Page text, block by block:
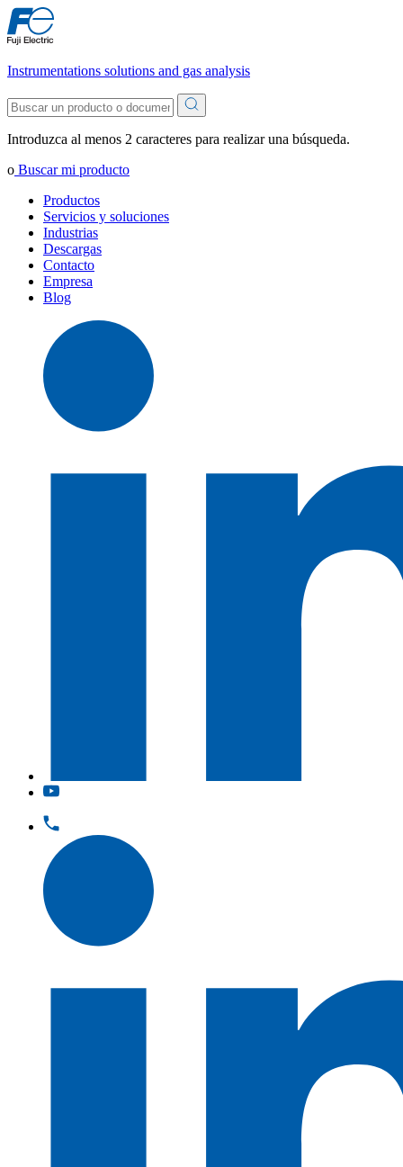
Instrumentations solutions and gas analysis
Introduzca al menos 2 caracteres para realizar una búsqueda.
o Buscar mi producto
Productos
Servicios y soluciones
Industrias
Descargas
Contacto
Empresa
Blog